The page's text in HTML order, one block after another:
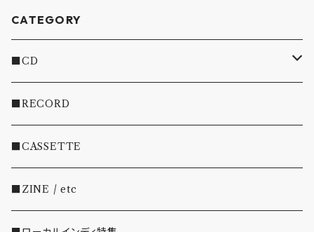
CATEGORY
■CD
・INDIE
・EMO/PUNK/POST HC
・SHOEGAZE/DREAMPOP/POST ROCK
■RECORD
■CASSETTE
■ZINE / etc